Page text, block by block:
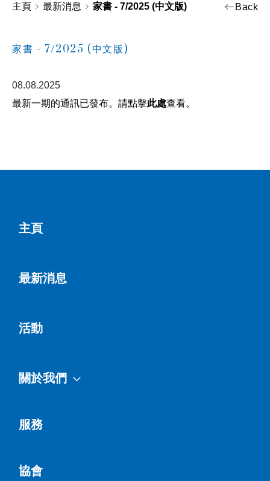
主頁 最新消息 家書 - 7/2025 (中文版) Back
家書 - 7/2025 (中文版)
08.08.2025
最新一期的通訊已發布。請點擊此處查看。
主頁
最新消息
活動
關於我們
服務
協會